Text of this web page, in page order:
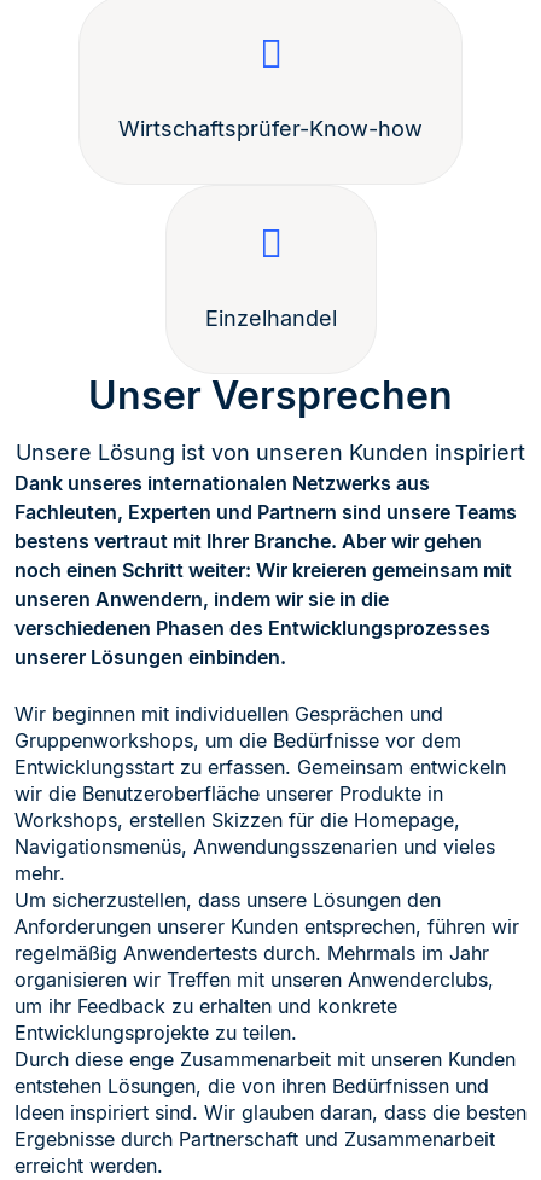
Wirtschaftsprüfer-Know-how
Einzelhandel
Unser Versprechen
Unsere Lösung ist von unseren Kunden inspiriert
Dank unseres internationalen Netzwerks aus
Fachleuten, Experten und Partnern sind unsere Teams
bestens vertraut mit Ihrer Branche. Aber wir gehen
noch einen Schritt weiter: Wir kreieren gemeinsam mit
unseren Anwendern, indem wir sie in die
verschiedenen Phasen des Entwicklungsprozesses
unserer Lösungen einbinden.
Wir beginnen mit individuellen Gesprächen und
Gruppenworkshops, um die Bedürfnisse vor dem
Entwicklungsstart zu erfassen. Gemeinsam entwickeln
wir die Benutzeroberfläche unserer Produkte in
Workshops, erstellen Skizzen für die Homepage,
Navigationsmenüs, Anwendungsszenarien und vieles
mehr.
Um sicherzustellen, dass unsere Lösungen den
Anforderungen unserer Kunden entsprechen, führen wir
regelmäßig Anwendertests durch. Mehrmals im Jahr
organisieren wir Treffen mit unseren Anwenderclubs,
um ihr Feedback zu erhalten und konkrete
Entwicklungsprojekte zu teilen.
Durch diese enge Zusammenarbeit mit unseren Kunden
entstehen Lösungen, die von ihren Bedürfnissen und
Ideen inspiriert sind. Wir glauben daran, dass die besten
Ergebnisse durch Partnerschaft und Zusammenarbeit
erreicht werden.